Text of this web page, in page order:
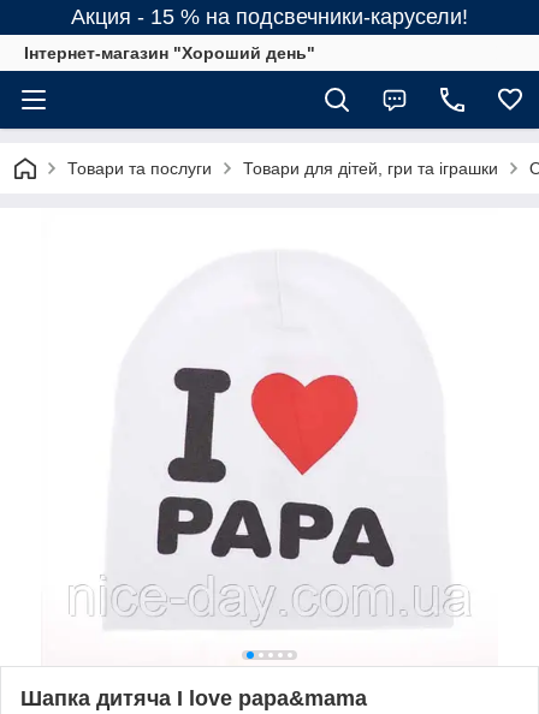
Акция - 15 % на подсвечники-карусели!
Інтернет-магазин "Хороший день"
Товари та послуги Товари для дітей, гри та іграшки
Шапка дитяча I love papa&mama